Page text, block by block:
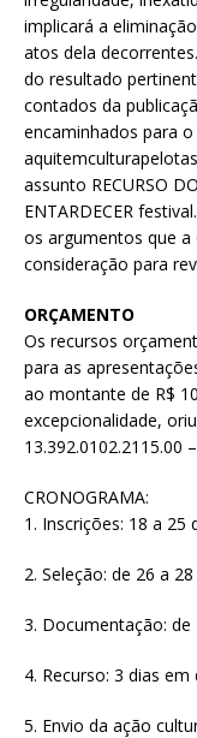
implicará a
atos dela
do resultado
contados da
encaminhados para o
assunto RECURSO
ENTARDECER
os argumentos que a
consideração para
ORÇAMENTO
Os recursos
para as
ao montante de R$
excepcionalidade,
13.392.0102.2115.00
CRONOGRAMA:
1. Inscrições: 18 a 25
2. Seleção: de 26 a
3. Documentação:
4. Recurso: 3 dias
5. Envio da ação